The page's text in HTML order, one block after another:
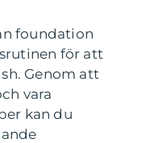
foundation
för att
Genom att
vara
kan du